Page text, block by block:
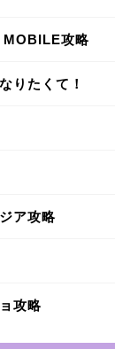
MOBILE攻略
りたくて！
ア攻略
攻略